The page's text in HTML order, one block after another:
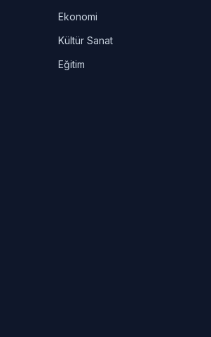
Ekonomi
Kültür Sanat
Eğitim